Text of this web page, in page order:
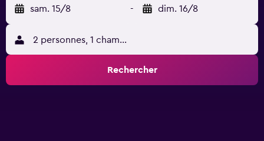
sam. 15/8 - dim. 16/8
2 personnes, 1 chambre
Rechercher